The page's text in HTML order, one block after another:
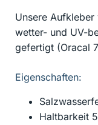
Unsere
wetter- und UV-
gefertigt (Oracal
Eigenschaften:
Haltbarkeit